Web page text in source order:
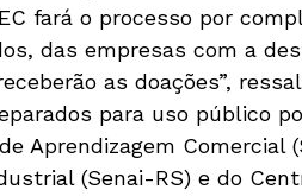
fará o processo por
das empresas com a
as doações”,
para uso público
Aprendizagem Comercial
(Senai-RS) e do